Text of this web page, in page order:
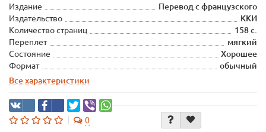
Издание
Перевод с французского
Издательство
ККИ
Количество страниц
158 с.
Переплет
мягкий
Состояние
Хорошее
Формат
обычный
Все характеристики
0